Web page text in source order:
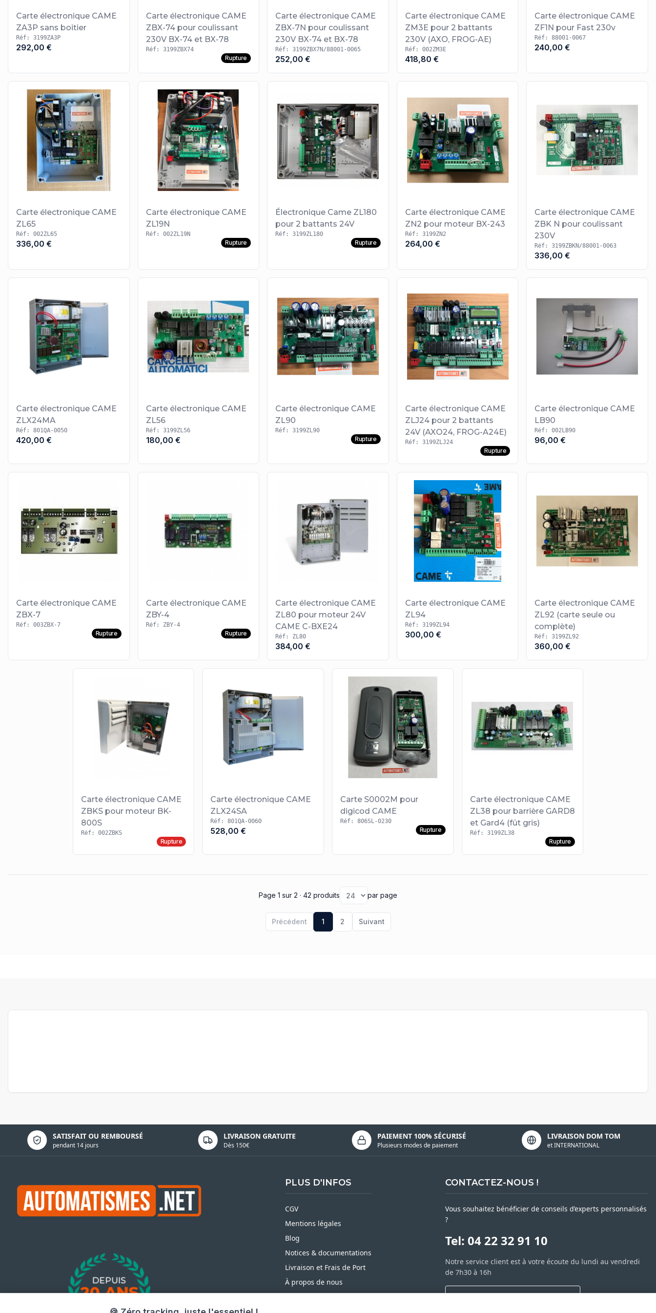
Carte électronique CAME
ZA3P sans boitier
Réf: 3199ZA3P
292,00 €
Carte électronique CAME
ZBX-74 pour coulissant
230V BX-74 et BX-78
Réf: 3199ZBX74
Rupture
Carte électronique CAME
ZBX-7N pour coulissant
230V BX-74 et BX-78
Réf: 3199ZBX7N/88001-0065
252,00 €
Carte électronique CAME
ZM3E pour 2 battants
230V (AXO, FROG-AE)
Réf: 002ZM3E
418,80 €
Carte électronique CAME
ZF1N pour Fast 230v
Réf: 88001-0067
240,00 €
Carte électronique CAME
ZL65
Réf: 002ZL65
336,00 €
Carte électronique CAME
ZL19N
Réf: 002ZL19N
Rupture
Électronique Came ZL180
pour 2 battants 24V
Réf: 3199ZL180
Rupture
Carte électronique CAME
ZN2 pour moteur BX-243
Réf: 3199ZN2
264,00 €
Carte électronique CAME
ZBK N pour coulissant
230V
Réf: 3199ZBKN/88001-0063
336,00 €
Carte électronique CAME
ZLX24MA
Réf: 801QA-0050
420,00 €
Carte électronique CAME
ZL56
Réf: 3199ZL56
180,00 €
Carte électronique CAME
ZL90
Réf: 3199ZL90
Rupture
Carte électronique CAME
ZLJ24 pour 2 battants
24V (AXO24, FROG-A24E)
Réf: 3199ZLJ24
Rupture
Carte électronique CAME
LB90
Réf: 002LB90
96,00 €
Carte électronique CAME
ZBX-7
Réf: 003ZBX-7
Rupture
Carte électronique CAME
ZBY-4
Réf: ZBY-4
Rupture
Carte électronique CAME
ZL80 pour moteur 24V
CAME C-BXE24
Réf: ZL80
384,00 €
Carte électronique CAME
ZL94
Réf: 3199ZL94
300,00 €
Carte électronique CAME
ZL92 (carte seule ou
complète)
Réf: 3199ZL92
360,00 €
Carte électronique CAME
ZBKS pour moteur BK-
800S
Réf: 002ZBKS
Rupture
Carte électronique CAME
ZLX24SA
Réf: 801QA-0060
528,00 €
Carte S0002M pour
digicod CAME
Réf: 806SL-0230
Rupture
Carte électronique CAME
ZL38 pour barrière GARD8
et Gard4 (fût gris)
Réf: 3199ZL38
Rupture
Page 1 sur 2 · 42 produits par page
Précédent 1 2 Suivant
SATISFAIT OU REMBOURSÉ
pendant 14 jours
Politique de confidentialité LIVRAISON GRATUITE
Dès 150€
PAIEMENT 100% SÉCURISÉ
Plusieurs modes de paiement
LIVRAISON DOM TOM
et INTERNATIONAL
PLUS D'INFOS
CGV
Mentions légales
Blog
Notices & documentations
Livraison et Frais de Port
À propos de nous
Satisfait ou Remboursé
CONTACTEZ-NOUS !
Vous souhaitez bénéficier de conseils d’experts personnalisés
?
Tel: 04 22 32 91 10
Notre service client est à votre écoute du lundi au vendredi
de 7h30 à 16h
NOUS CONTACTER PAR MESSAGE